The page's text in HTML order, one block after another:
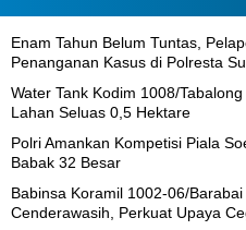
Enam Tahun Belum Tuntas,
Penanganan Kasus di Polresta
Water Tank Kodim 1008/
Lahan Seluas 0,5 Hektare
Polri Amankan Kompetisi Piala
Babak 32 Besar
Babinsa Koramil 1002-06/
Cenderawasih, Perkuat Upaya